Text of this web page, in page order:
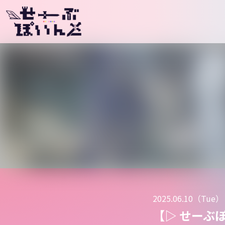
メインナビゲーション
2025.06.10（Tue）
【▷ せーぶ